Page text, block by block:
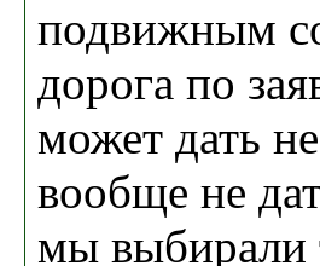
подвижным
дорога по
может дать
вообще не
мы выбирали